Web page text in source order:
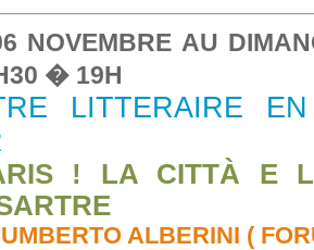
NOVEMBRE AU
30 � 19H
LITTERAIRE
! LA CITTÀ E
ALBERINI (